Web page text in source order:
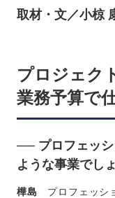
取材・文／小椋
プロジェク
業務予算で
── プロフェッ
ような事業でし
樺島 プロフェッシ